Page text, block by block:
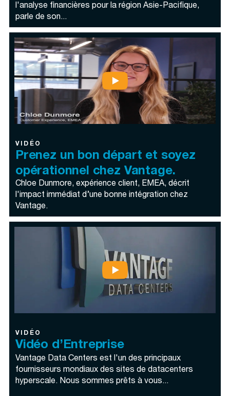
l'analyse financières pour la région Asie-Pacifique,
parle de son...
VIDÉO
Prenez un bon départ et soyez
opérationnel chez Vantage.
Chloe Dunmore, expérience client, EMEA, décrit
l'impact immédiat d’une bonne intégration chez
Vantage.
VIDÉO
Vidéo d’Entreprise
Vantage Data Centers est l'un des principaux
fournisseurs mondiaux des sites de datacenters
hyperscale. Nous sommes prêts à vous...